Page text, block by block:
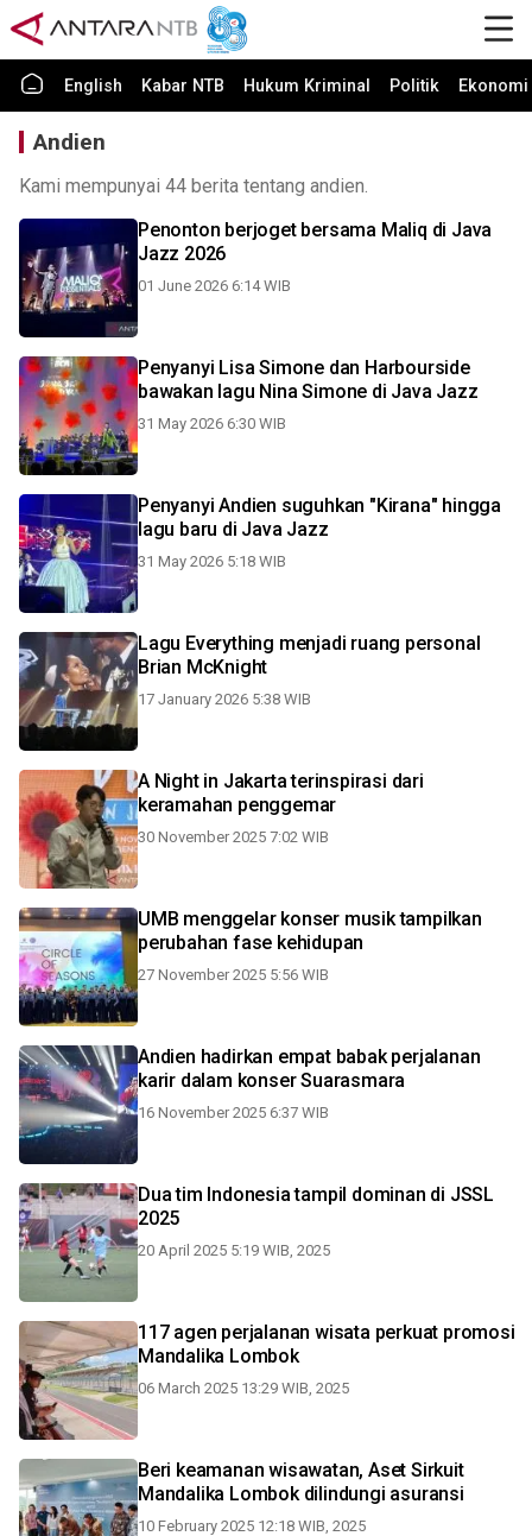
English Kabar NTB Hukum Kriminal Politik
Andien
Kami mempunyai 44 berita tentang andien.
Penonton berjoget bersama Maliq di Java
Jazz 2026
01 June 2026 6:14 WIB
Penyanyi Lisa Simone dan Harbourside
bawakan lagu Nina Simone di Java Jazz
31 May 2026 6:30 WIB
Penyanyi Andien suguhkan "Kirana" hingga
lagu baru di Java Jazz
31 May 2026 5:18 WIB
Lagu Everything menjadi ruang personal
Brian McKnight
17 January 2026 5:38 WIB
A Night in Jakarta terinspirasi dari
keramahan penggemar
30 November 2025 7:02 WIB
UMB menggelar konser musik tampilkan
perubahan fase kehidupan
27 November 2025 5:56 WIB
Andien hadirkan empat babak perjalanan
karir dalam konser Suarasmara
16 November 2025 6:37 WIB
Dua tim Indonesia tampil dominan di JSSL
2025
20 April 2025 5:19 WIB, 2025
117 agen perjalanan wisata perkuat promosi
Mandalika Lombok
06 March 2025 13:29 WIB, 2025
Beri keamanan wisawatan, Aset Sirkuit
Mandalika Lombok dilindungi asuransi
10 February 2025 12:18 WIB, 2025